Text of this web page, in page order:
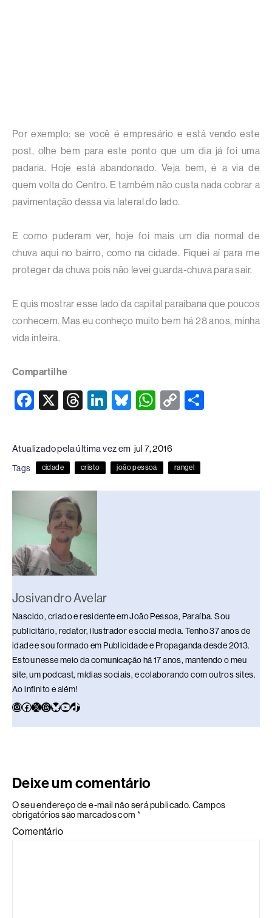
Por exemplo: se você é empresário e está vendo este
post, olhe bem para este ponto que um dia já foi uma
padaria. Hoje está abandonado. Veja bem, é a via de
quem volta do Centro. E também não custa nada cobrar a
pavimentação dessa via lateral do lado.
E como puderam ver, hoje foi mais um dia normal de
chuva aqui no bairro, como na cidade. Fiquei aí para me
proteger da chuva pois não levei guarda-chuva para sair.
E quis mostrar esse lado da capital paraibana que poucos
conhecem. Mas eu conheço muito bem há 28 anos, minha
vida inteira.
Compartilhe
F
e
b
o
o
X
T
a
d
s
Li
e
dI
n
Bl
sk
y
W
s
A
p
C
y
Li
n
Atualizado pela última vez em jul 7, 2016
Tags cidade cristo joão pessoa rangel
Josivandro Avelar
Nascido, criado e residente em João Pessoa, Paraíba. Sou
publicitário, redator, ilustrador e social media. Tenho 37 anos de
idade e sou formado em Publicidade e Propaganda desde 2013.
Estou nesse meio da comunicação há 17 anos, mantendo o meu
site, um podcast, mídias sociais, e colaborando com outros sites.
Ao infinito e além!
Deixe um comentário
O seu endereço de e-mail não será publicado. Campos
obrigatórios são marcados com *
Comentário